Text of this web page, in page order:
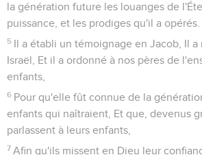
la génération future les louanges de
puissance, et les prodiges qu'il a opérés.
5 Il a établi un témoignage en Jacob, Il a
Israël, Et il a ordonné à nos pères de
enfants,
6 Pour qu'elle fût connue de la
enfants qui naîtraient, Et que, devenus
parlassent à leurs enfants,
7 Afin qu'ils missent en Dieu leur